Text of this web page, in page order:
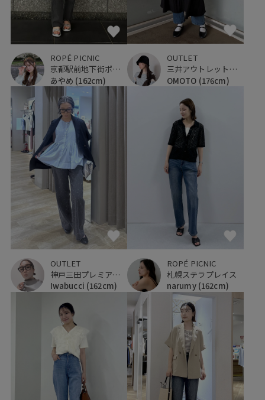
ROPÉ PICNIC
京都駅前地下街ポルタ
あやめ (162cm)
OUTLET
三井アウトレットパーク 入間
OMOTO (176cm)
OUTLET
神戸三田プレミアム・アウトレット
Iwabucci (162cm)
ROPÉ PICNIC
札幌ステラプレイス
narumy (162cm)